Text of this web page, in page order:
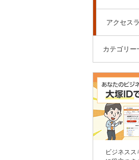
アクセス
カテゴリー
ビジネスス